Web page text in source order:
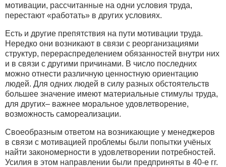
мотивации, рассчитанные на одни условия труда,
перестают «работать» в других условиях.
Есть и другие препятствия на пути мотивации труда.
Нередко они возникают в связи с реорганизациями
структур, перераспределением обязанностей внутри них
и в связи с другими причинами. В число последних
можно отнести различную ценностную ориентацию
людей. Для одних людей в силу разных обстоятельств
большее значение имеют материальные стимулы труда,
для других– важнее моральное удовлетворение,
возможность самореализации.
Своеобразным ответом на возникающие у менеджеров
в связи с мотивацией проблемы были попытки учёных
найти закономерности в удовлетворении потребностей.
Усилия в этом направлении были предприняты в 40-е гг.